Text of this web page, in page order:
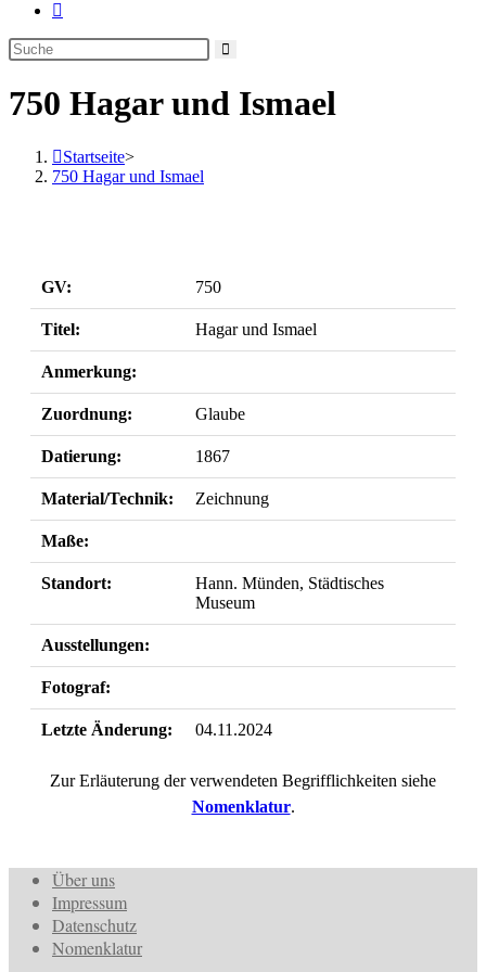
Website-
umschalten
750 Hagar und Ismael
Startseite>
750 Hagar und Ismael
GV: 750
Titel: Hagar und Ismael
Anmerkung:
Zuordnung: Glaube
Datierung: 1867
Material/Technik: Zeichnung
Maße:
Standort:
Hann. Münden, Städtisches
Museum
Ausstellungen:
Fotograf:
Letzte Änderung: 04.11.2024
Zur Erläuterung der verwendeten Begrifflichkeiten siehe
Nomenklatur.
Über uns
Impressum
Datenschutz
Nomenklatur